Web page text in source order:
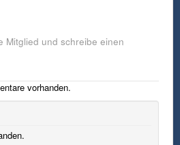
Mitglied und schreibe einen
vorhanden.